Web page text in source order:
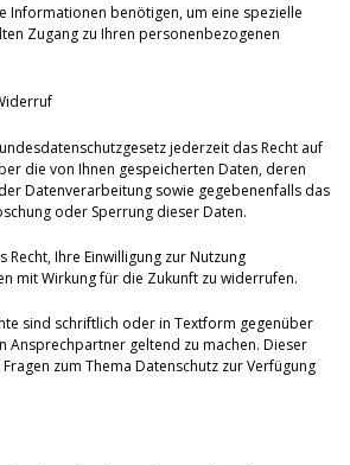
Informationen benötigen, um eine spezielle
Zugang zu Ihren personenbezogenen
jederzeit das Recht auf
die von Ihnen gespeicherten Daten, deren
Datenverarbeitung sowie gegebenenfalls das
oder Sperrung dieser Daten.
Recht, Ihre Einwilligung zur Nutzung
mit Wirkung für die Zukunft zu widerrufen.
sind schriftlich oder in Textform gegenüber
Ansprechpartner geltend zu machen. Dieser
zum Thema Datenschutz zur Verfügung